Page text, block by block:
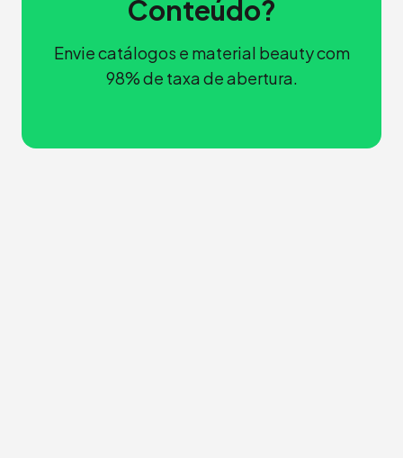
Conteúdo?
Envie catálogos e material beauty com
98% de taxa de abertura.